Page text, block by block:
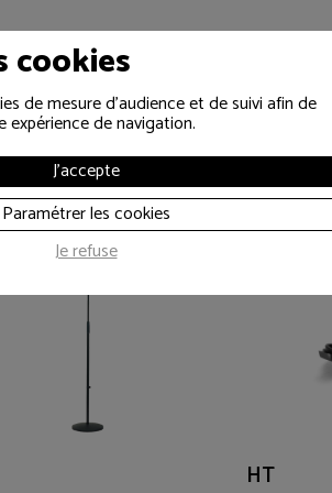
260B
de microphone droit
Câble
HT
cookies
de mesure d'audience et de suivi afin de
expérience de navigation.
J'accepte
Paramétrer les cookies
Je refuse